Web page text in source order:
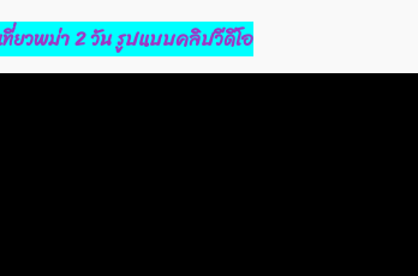
ยวพม่า 2 วัน รูปแบบคลิปวีดีโอ